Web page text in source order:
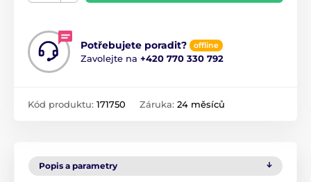
Potřebujete poradit? offline
Zavolejte na +420 770 330 792
Kód produktu: 171750 Záruka: 24 měsíců
Popis a parametry